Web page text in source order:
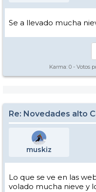
Se a llevado mucha
Karma: 0 - Votos
Re: Novedades alto
muskiz
Lo que se ve en las
volado mucha nieve y